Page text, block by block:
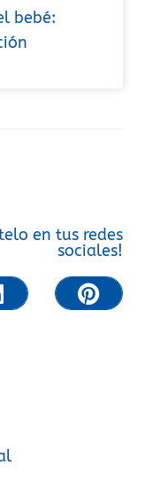
bebé:
en tus redes
sociales!